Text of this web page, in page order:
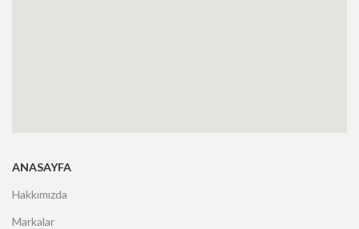
ANASAYFA
Hakkımızda
Markalar